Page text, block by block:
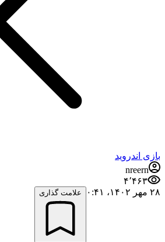
بازی اندروید
nreern
۴٬۴۶۳
۲۸ مهر ۱۴۰۲،‏ ۰:۴۱
علامت گذاری